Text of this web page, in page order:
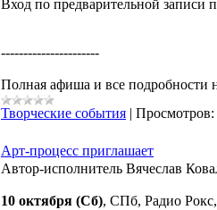
Вход по предварительной записи
----------------------
Полная афиша и все подробности
Творческие события | Просмотров:
Арт-процесс приглашает
Автор-исполнитель Вячеслав
10 октября (Сб), СПб, Радио